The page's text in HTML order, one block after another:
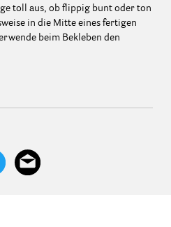
toll aus, ob flippig bunt oder ton
in die Mitte eines fertigen
beim Bekleben den